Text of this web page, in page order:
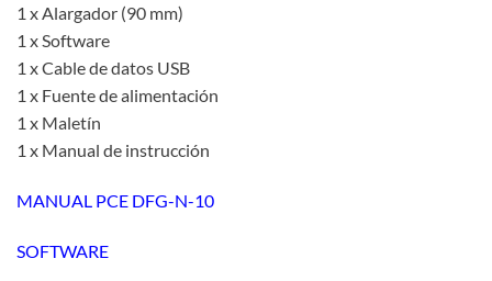
1 x Alargador (90 mm)
1 x Software
1 x Cable de datos USB
1 x Fuente de alimentación
1 x Maletín
1 x Manual de instrucción
MANUAL PCE DFG-N-10
SOFTWARE